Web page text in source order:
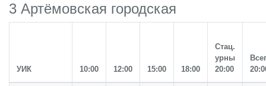
3 Артёмовская городская
УИК 10:00 12:00 15:00 18:00
Стац.
урны
20:00